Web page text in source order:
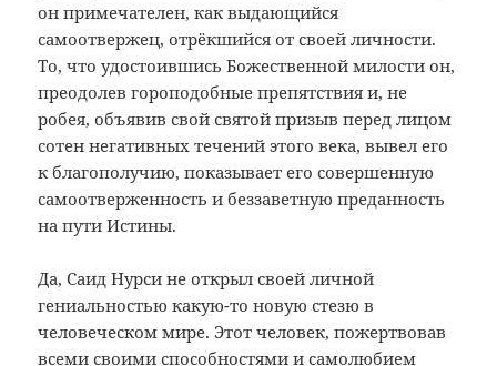
он примечателен, как выдающийся
самоотвержец, отрёкшийся от своей личности.
То, что удостоившись Божественной милости он,
преодолев гороподобные препятствия и, не
робея, объявив свой святой призыв перед лицом
сотен негативных течений этого века, вывел его
к благополучию, показывает его совершенную
самоотверженность и беззаветную преданность
на пути Истины.
Да, Саид Нурси не открыл своей личной
гениальностью какую-то новую стезю в
человеческом мире. Этот человек, пожертвовав
всеми своими способностями и самолюбием